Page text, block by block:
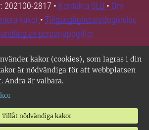
kakor (cookies), som lagras i din
är nödvändiga för att webbplatsen
Andra är valbara.
Tillåt nödvändiga kakor
202100-2817 • Kontakta SLU • Om
kakor • Tillgänglighetsredogörelse
av personuppgifter